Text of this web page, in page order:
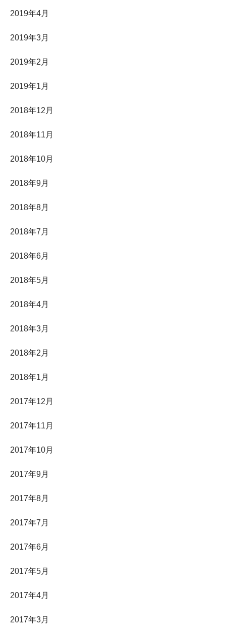
2019年4月
2019年3月
2019年2月
2019年1月
2018年12月
2018年11月
2018年10月
2018年9月
2018年8月
2018年7月
2018年6月
2018年5月
2018年4月
2018年3月
2018年2月
2018年1月
2017年12月
2017年11月
2017年10月
2017年9月
2017年8月
2017年7月
2017年6月
2017年5月
2017年4月
2017年3月